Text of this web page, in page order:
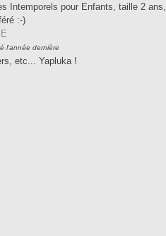
Intemporels pour Enfants, taille 2 ans,
:-)
l'année dernière
etc... Yapluka !